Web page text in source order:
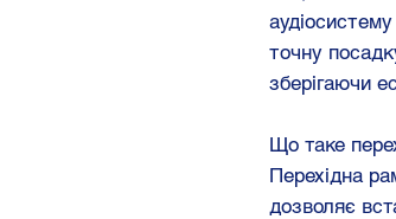
точну
зберігаючи
Що таке
Перехідна
дозволяє